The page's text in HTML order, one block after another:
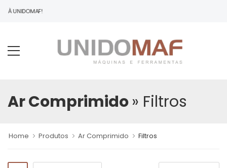
À UNIDOMAF!
Ar Comprimido» Filtros
Home Produtos Ar Comprimido Filtros